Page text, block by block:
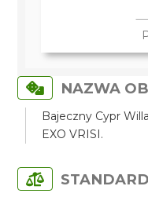
NAZWA
Bajeczny Cypr
EXO VRISI.
STANDARD